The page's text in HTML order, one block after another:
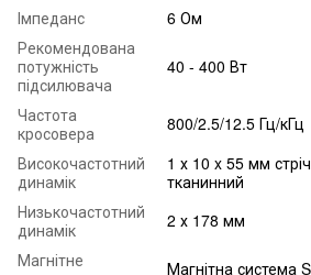
Імпеданс
6 Ом
Рекомендована
потужність
підсилювача
40 - 400 Вт
Частота
кросовера
800/2.5/12.5 Гц/кГц
Високочастотний
динамік
1 х 10 x 55 мм
тканинний
Низькочастотний
динамік
2 х 178 мм
Магнітне
Магнітна система